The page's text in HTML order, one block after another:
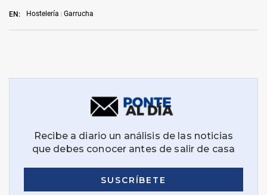
EN: Hostelería Garrucha